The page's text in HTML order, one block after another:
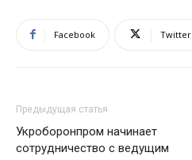
Facebook Twitter
Предыдущая статья
Укроборонпром начинает
сотрудничество с ведущим